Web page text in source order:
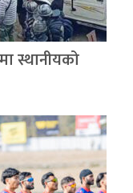
स्थानीयको